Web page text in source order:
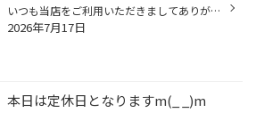
いつも当店をご利用いただきましてありがとうございます。 7/17(金)～7/26(日)まで、コクピット・タイヤ館におきまして、 期間限定！ サイズ限定！！ 数量限定！！！ お得にお買い求めいただける、「タイヤスペシャルプライスデー」がスタートします！ お得なタイヤのご紹介！！ NEWNO 155/65R14 タ...
2026年7月17日
本日は定休日となりますm(_ _)m